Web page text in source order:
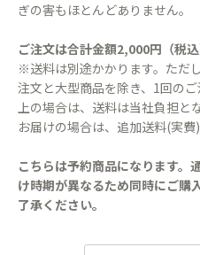
ぎの害もほとんどありません。
ご注文は合計金額2,000円（税込
※送料は別途かかります。ただ
注文と大型商品を除き、1回の
上の場合は、送料は当社負担と
お届けの場合は、追加送料(実費
こちらは予約商品になります。
け時期が異なるため同時にご購
了承ください。